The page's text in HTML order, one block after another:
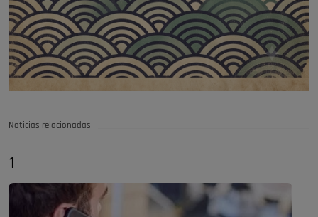
Noticias relacionadas
1